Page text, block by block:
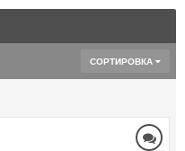
СОРТИРОВКА